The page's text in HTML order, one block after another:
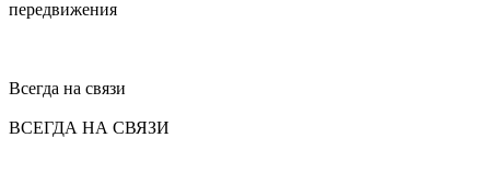
передвижения
Всегда на связи
ВСЕГДА НА СВЯЗИ